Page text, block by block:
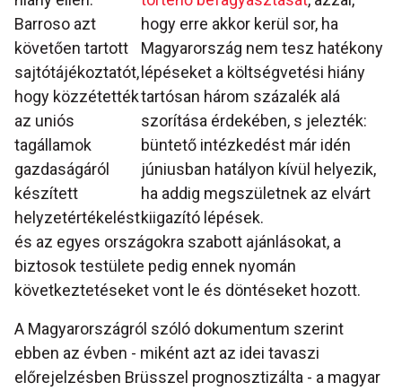
hogy erre akkor kerül sor, ha
Magyarország nem tesz hatékony
lépéseket a költségvetési hiány
tartósan három százalék alá
szorítása érdekében, s jelezték:
büntető intézkedést már idén
júniusban hatályon kívül helyezik,
ha addig megszületnek az elvárt
kiigazító lépések.
Barroso azt
követően tartott
sajtótájékoztatót,
hogy közzétették
az uniós
tagállamok
gazdaságáról
készített
helyzetértékelést
és az egyes országokra szabott ajánlásokat, a
biztosok testülete pedig ennek nyomán
következtetéseket vont le és döntéseket hozott.
A Magyarországról szóló dokumentum szerint
ebben az évben - miként azt az idei tavaszi
előrejelzésben Brüsszel prognosztizálta - a magyar